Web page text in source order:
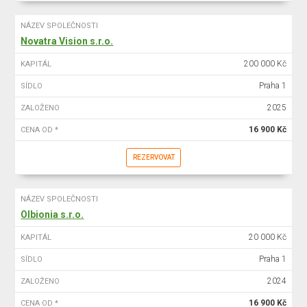
NÁZEV SPOLEČNOSTI
Novatra Vision s.r.o.
KAPITÁL 200 000 Kč
SÍDLO Praha 1
ZALOŽENO 2025
CENA OD * 16 900 Kč
REZERVOVAT
NÁZEV SPOLEČNOSTI
Olbionia s.r.o.
KAPITÁL 20 000 Kč
SÍDLO Praha 1
ZALOŽENO 2024
CENA OD * 16 900 Kč